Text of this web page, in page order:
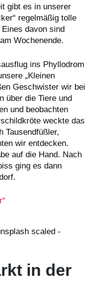
gibt es in unserer
regelmäßig tolle
davon sind
Wochenende.
ins Phyllodrom
„Kleinen
Geschwister wir bei
über die Tiere und
und beobachten
weckte das
Tausendfüßler,
wir entdecken.
auf die Hand. Nach
ging es dann
in der